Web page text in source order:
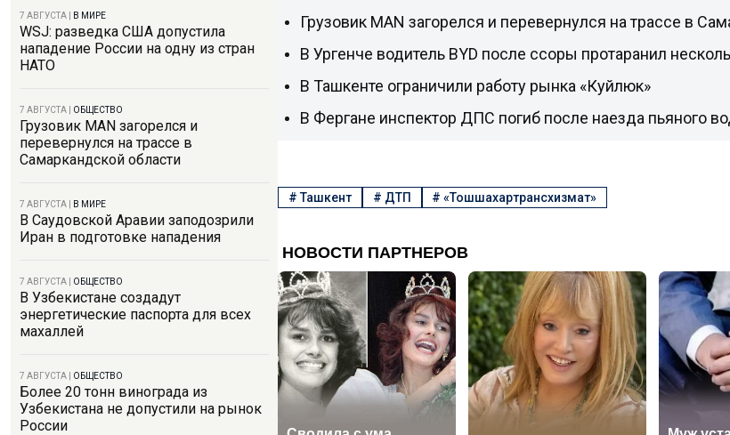
7 АВГУСТА В МИРЕ
WSJ: разведка США допустила
нападение России на одну из стран
НАТО
7 АВГУСТА ОБЩЕСТВО
Грузовик MAN загорелся и
перевернулся на трассе в
Самаркандской области
7 АВГУСТА В МИРЕ
В Саудовской Аравии заподозрили
Иран в подготовке нападения
7 АВГУСТА ОБЩЕСТВО
В Узбекистане создадут
энергетические паспорта для всех
махаллей
7 АВГУСТА ОБЩЕСТВО
Более 20 тонн винограда из
Узбекистана не допустили на рынок
России
Грузовик MAN загорелся и перевернулся на трассе в
В Ургенче водитель BYD после ссоры протаранил
В Ташкенте ограничили работу рынка «Куйлюк»
В Фергане инспектор ДПС погиб после наезда пьяного
#Ташкент # ДТП #«Тошшахартрансхизмат»